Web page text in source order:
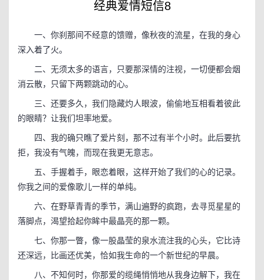
经典爱情短信8
一、你刹那间不经意的馈赠，像秋夜的流星，在我的身心
深入着了火。
二、无须太多的语言，只要那深情的注视，一切便都会烟
消云散，只留下两颗跳动的心。
三、还要多久，我们隐藏灼人眼波，偷偷地互相看着彼此
的眼睛？让我们坦率地爱。
四、我的确只瞧了爱片刻，那不过有半个小时。此后要抗
拒，我没有气魄，而现在我更无意志。
五、手握着手，眼恋着眼，这样开始了我们的心的记录。
你我之间的爱像歌儿一样的单纯。
六、在野草青青的季节，满山遍野的疯跑，去寻觅星星的
落脚点，渴望拾起你眸中最晶亮的那一颗。
七、你那一瞥，像一股晶莹的泉水流注我的心头，它比诗
还深远，比画还优美，恰如我生命的一个新世纪的早晨。
八、不知何时，你那爱的缆绳悄悄地从我身边解下，我在